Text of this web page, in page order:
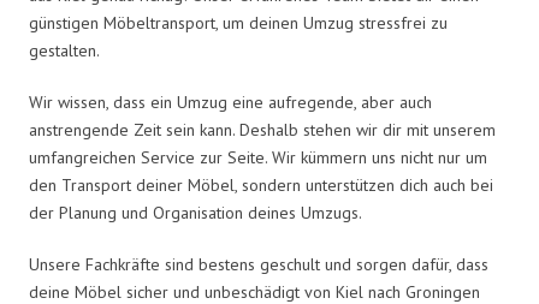
günstigen Möbeltransport, um deinen Umzug stressfrei zu
gestalten.
Wir wissen, dass ein Umzug eine aufregende, aber auch
anstrengende Zeit sein kann. Deshalb stehen wir dir mit unserem
umfangreichen Service zur Seite. Wir kümmern uns nicht nur um
den Transport deiner Möbel, sondern unterstützen dich auch bei
der Planung und Organisation deines Umzugs.
Unsere Fachkräfte sind bestens geschult und sorgen dafür, dass
deine Möbel sicher und unbeschädigt von Kiel nach Groningen